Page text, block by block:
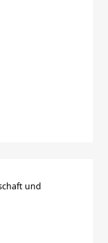
und